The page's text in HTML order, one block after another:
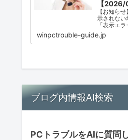
【2026/
【お知ら
示されない
「表示エ
望」とご連
配布は必ず
ん。
winpctrouble-guide.jp
ブログ内情報AI検索
PCトラブルをAIに質問